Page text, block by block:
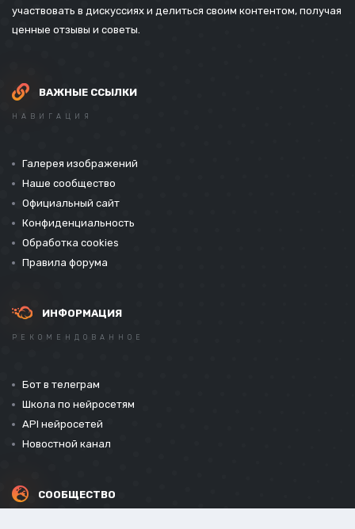
участвовать в дискуссиях и делиться своим контентом, получая
ценные отзывы и советы.
ВАЖНЫЕ ССЫЛКИ
НАВИГАЦИЯ
Галерея изображений
Наше сообщество
Официальный сайт
Конфиденциальность
Обработка cookies
Правила форума
ИНФОРМАЦИЯ
РЕКОМЕНДОВАННОЕ
Бот в телеграм
Школа по нейросетям
API нейросетей
Новостной канал
СООБЩЕСТВО